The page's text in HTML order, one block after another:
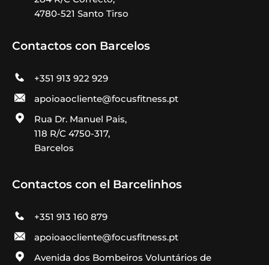
4780-521 Santo Tirso
Contactos con Barcelos
+351 913 922 929
apoioaocliente@focusfitness.pt
Rua Dr. Manuel Pais,
118 R/C 4750-317,
Barcelos
Contactos con el Barcelinhos
+351 913 160 879
apoioaocliente@focusfitness.pt
Avenida dos Bombeiros Voluntários de